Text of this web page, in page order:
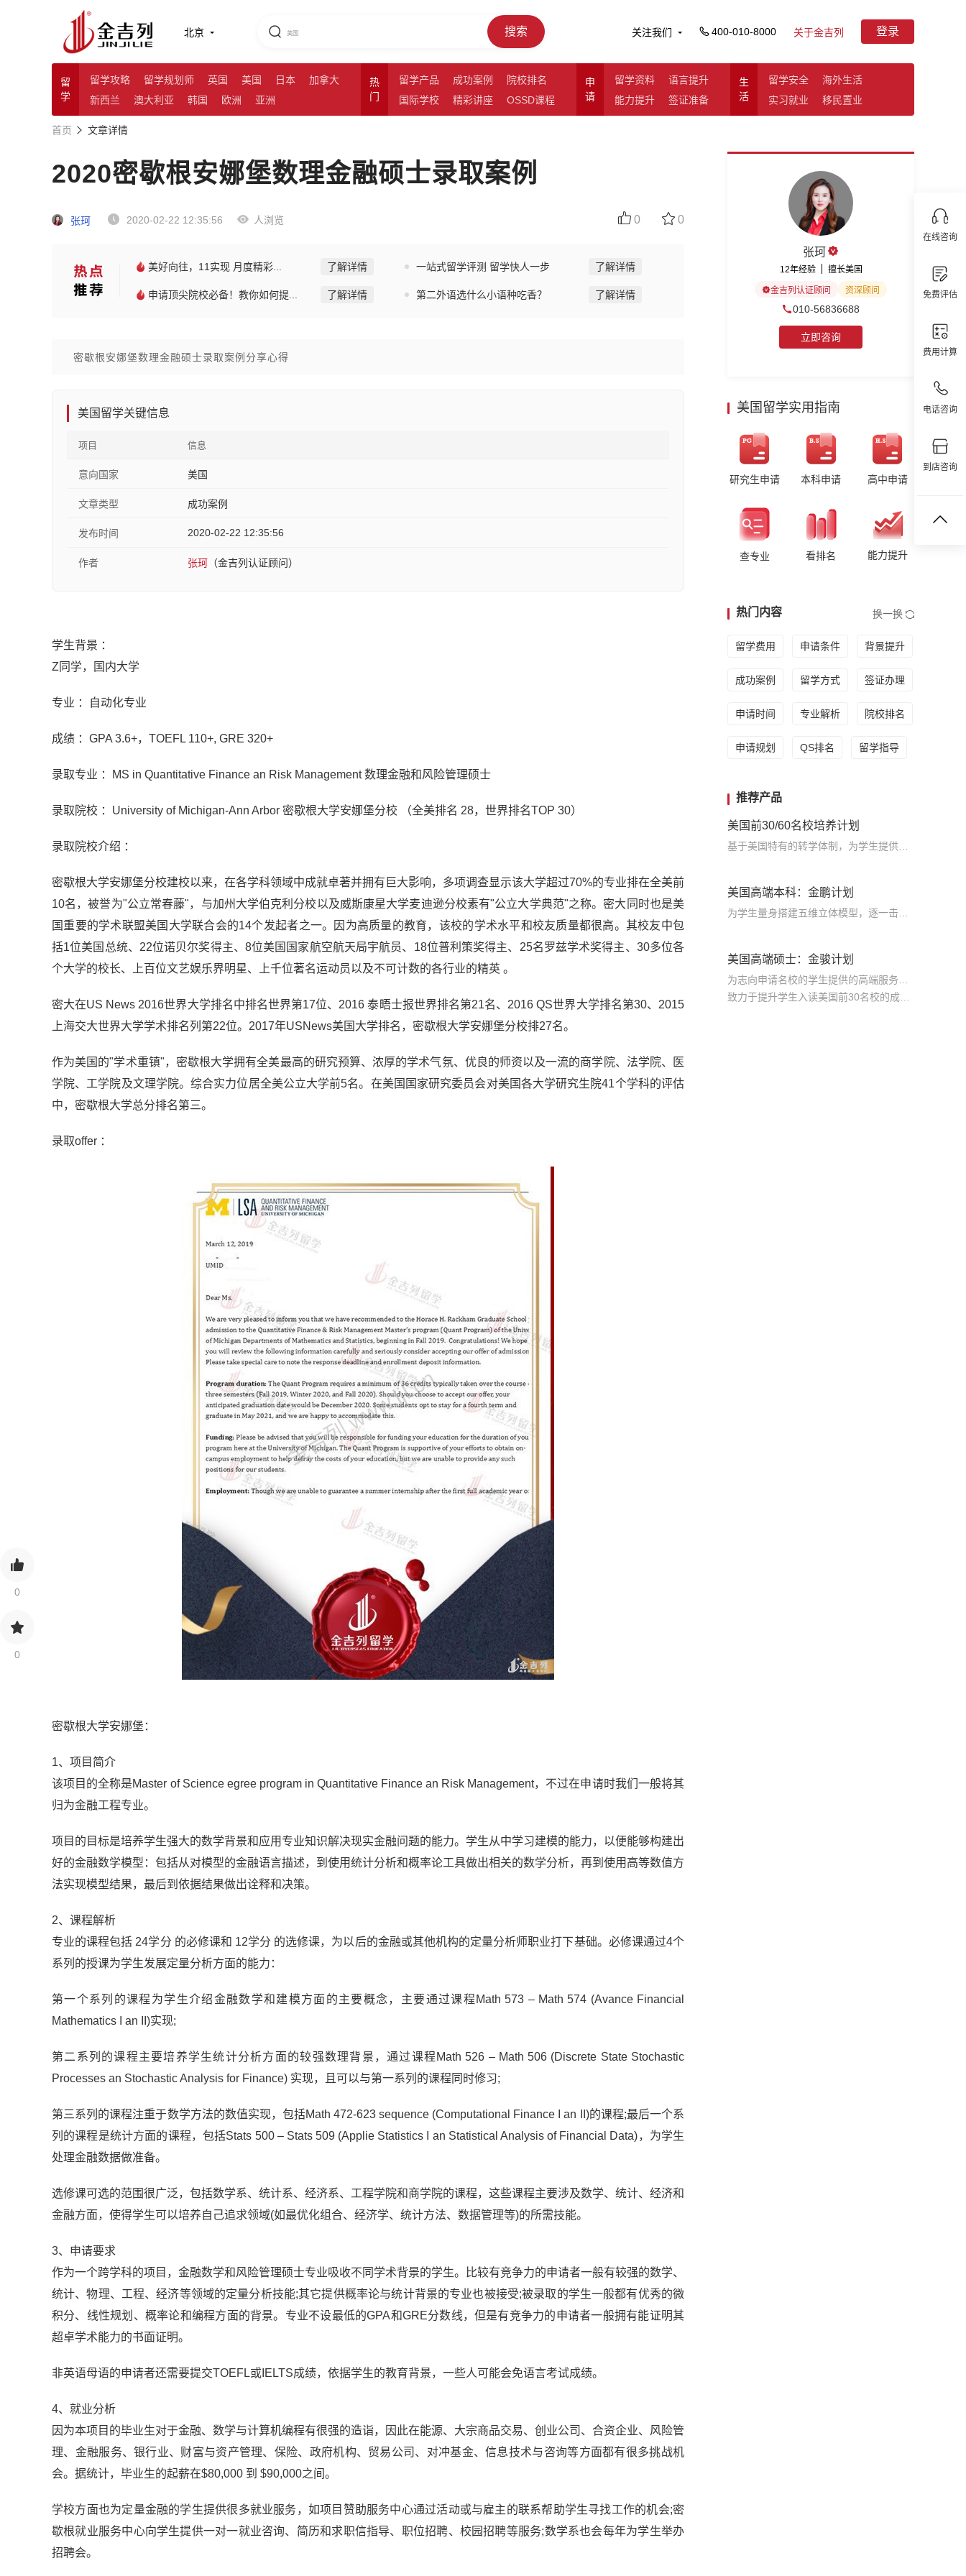
北京 搜索 关注我们 400-010-8000 关于金吉列 登录
留
学
留学攻略 留学规划师 英国 美国 日本
加拿大
新西兰
澳大利亚 韩国 欧洲 亚洲
热
门
留学产品 成功案例
院校排名
国际学校
精彩讲座 OSSD课程
申
请
留学资料
语言提升
能力提升
签证准备
生
活
留学安全
海外生活
实习就业
移民置业
在线咨询
免费评估
费用计算
电话咨询
到店咨询
0
0
首页 文章详情
2020密歇根安娜堡数理金融硕士录取案例
张珂 2020-02-22 12:35:56 人浏览 0 0
美好向往，11实现 月度精彩... 了解详情 一站式留学评测 留学快人一步 了解详情
申请顶尖院校必备！教你如何提... 了解详情 第二外语选什么小语种吃香？ 了解详情
密歇根安娜堡数理金融硕士录取案例分享心得
美国留学关键信息
项目 信息
意向国家 美国
文章类型 成功案例
发布时间 2020-02-22 12:35:56
作者 张珂 （金吉列认证顾问）
学生背景 ：
Z同学，国内大学
专业 ：自动化专业
成绩 ：GPA 3.6+，TOEFL 110+, GRE 320+
录取专业 ：MS in Quantitative Finance an Risk Management 数理金融和风险管理硕士
录取院校 ：University of Michigan-Ann Arbor 密歇根大学安娜堡分校 （全美排名 28，世界排名TOP 30）
录取院校介绍 ：
密歇根大学安娜堡分校建校以来，在各学科领域中成就卓著并拥有巨大影响，多项调查显示该大学超过70%的专业排在全美前
10名，被誉为"公立常春藤"，与加州大学伯克利分校以及威斯康星大学麦迪逊分校素有"公立大学典范"之称。密大同时也是美
国重要的学术联盟美国大学联合会的14个发起者之一。因为高质量的教育，该校的学术水平和校友质量都很高。其校友中包
括1位美国总统、22位诺贝尔奖得主、8位美国国家航空航天局宇航员、18位普利策奖得主、25名罗兹学术奖得主、30多位各
个大学的校长、上百位文艺娱乐界明星、上千位著名运动员以及不可计数的各行业的精英 。
密大在US News 2016世界大学排名中排名世界第17位、2016 泰晤士报世界排名第21名、2016 QS世界大学排名第30、2015
上海交大世界大学学术排名列第22位。2017年USNews美国大学排名，密歇根大学安娜堡分校排27名。
作为美国的"学术重镇"，密歇根大学拥有全美最高的研究预算、浓厚的学术气氛、优良的师资以及一流的商学院、法学院、医
学院、工学院及文理学院。综合实力位居全美公立大学前5名。在美国国家研究委员会对美国各大学研究生院41个学科的评估
中，密歇根大学总分排名第三。
录取offer ：
密歇根大学安娜堡：
1、项目简介
该项目的全称是Master of Science egree program in Quantitative Finance an Risk Management，不过在申请时我们一般将其
归为金融工程专业。
项目的目标是培养学生强大的数学背景和应用专业知识解决现实金融问题的能力。学生从中学习建模的能力，以便能够构建出
好的金融数学模型：包括从对模型的金融语言描述，到使用统计分析和概率论工具做出相关的数学分析，再到使用高等数值方
法实现模型结果，最后到依据结果做出诠释和决策。
2、课程解析
专业的课程包括 24学分 的必修课和 12学分 的选修课，为以后的金融或其他机构的定量分析师职业打下基础。必修课通过4个
系列的授课为学生发展定量分析方面的能力：
第一个系列的课程为学生介绍金融数学和建模方面的主要概念，主要通过课程Math 573 – Math 574 (Avance Financial
Mathematics I an II)实现;
第二系列的课程主要培养学生统计分析方面的较强数理背景，通过课程Math 526 – Math 506 (Discrete State Stochastic
Processes an Stochastic Analysis for Finance) 实现，且可以与第一系列的课程同时修习;
第三系列的课程注重于数学方法的数值实现，包括Math 472-623 sequence (Computational Finance I an II)的课程;最后一个系
列的课程是统计方面的课程，包括Stats 500 – Stats 509 (Applie Statistics I an Statistical Analysis of Financial Data)，为学生
处理金融数据做准备。
选修课可选的范围很广泛，包括数学系、统计系、经济系、工程学院和商学院的课程，这些课程主要涉及数学、统计、经济和
金融方面，使得学生可以培养自己追求领域(如最优化组合、经济学、统计方法、数据管理等)的所需技能。
3、申请要求
作为一个跨学科的项目，金融数学和风险管理硕士专业吸收不同学术背景的学生。比较有竞争力的申请者一般有较强的数学、
统计、物理、工程、经济等领域的定量分析技能;其它提供概率论与统计背景的专业也被接受;被录取的学生一般都有优秀的微
积分、线性规划、概率论和编程方面的背景。专业不设最低的GPA和GRE分数线，但是有竞争力的申请者一般拥有能证明其
超卓学术能力的书面证明。
非英语母语的申请者还需要提交TOEFL或IELTS成绩，依据学生的教育背景，一些人可能会免语言考试成绩。
4、就业分析
因为本项目的毕业生对于金融、数学与计算机编程有很强的造诣，因此在能源、大宗商品交易、创业公司、合资企业、风险管
理、金融服务、银行业、财富与资产管理、保险、政府机构、贸易公司、对冲基金、信息技术与咨询等方面都有很多挑战机
会。据统计，毕业生的起薪在$80,000 到 $90,000之间。
学校方面也为定量金融的学生提供很多就业服务，如项目赞助服务中心通过活动或与雇主的联系帮助学生寻找工作的机会;密
歇根就业服务中心向学生提供一对一就业咨询、简历和求职信指导、职位招聘、校园招聘等服务;数学系也会每年为学生举办
招聘会。
金吉列 www.jjl.cn
张珂
12年经验 擅长美国
金吉列认证顾问 资深顾问
010-56836688
立即咨询
美国留学实用指南
研究生申请 本科申请 高中申请
查专业 看排名 能力提升
热门内容 换一换
留学费用 申请条件 背景提升
成功案例 留学方式 签证办理
申请时间 专业解析 院校排名
申请规划 QS排名 留学指导
推荐产品
美国前30/60名校培养计划
美国高端本科：金鹏计划
美国高端硕士：金骏计划